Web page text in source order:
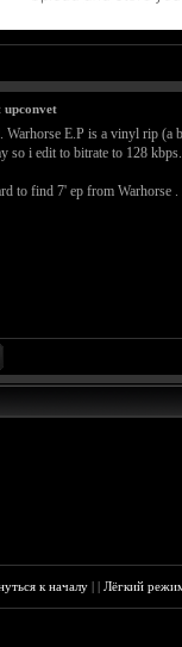
upconvet
E.P is a vinyl rip (a
so i edit to bitrate to 128
to find 7' ep from Warhorse
к началу ||Лёгкий